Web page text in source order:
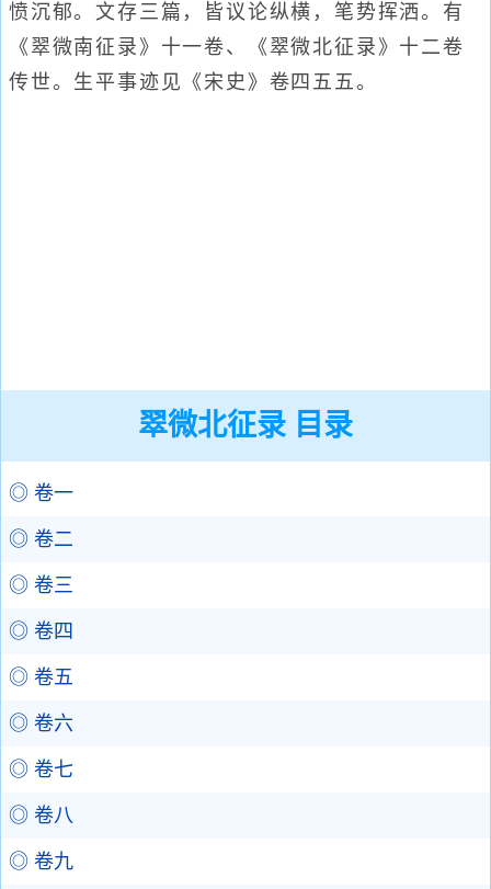
愤沉郁。文存三篇，皆议论纵横，笔势挥洒。有
《翠微南征录》十一卷、《翠微北征录》十二卷
传世。生平事迹见《宋史》卷四五五。
翠微北征录 目录
◎ 卷一
◎ 卷二
◎ 卷三
◎ 卷四
◎ 卷五
◎ 卷六
◎ 卷七
◎ 卷八
◎ 卷九